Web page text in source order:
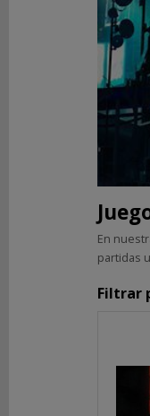
JUEGOS
DE
ROL
Fantasía
Terror
Ciencia
Blade
Dune:
en
el
Fallout:
de
En
partidas
Filtrar